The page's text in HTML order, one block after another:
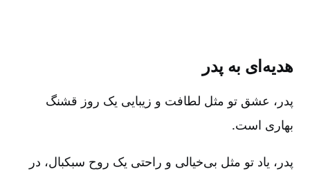
هدیه‌ای به پدر
پدر، عشق تو مثل لطافت و زیبایی یک روز قشنگ
بهاری است.
پدر، یاد تو مثل بی‌خیالی و راحتی یک روح سبکبال، در